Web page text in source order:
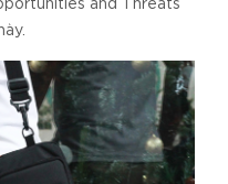
and Threats